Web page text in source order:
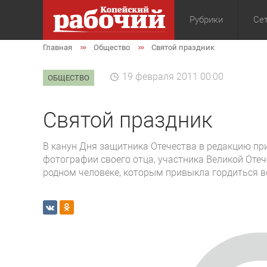
Рубрики
Общество
Главная Общество Святой праздник
ОБЩЕСТВО 19 февраля 2011 00:00
Святой праздник
В канун Дня защитника Отечества в редакцию
фотографии своего отца, участника Великой
родном человеке, которым привыкла гордиться